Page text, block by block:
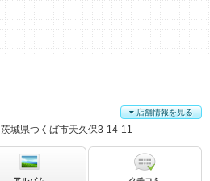
茨城県つくば市天久保3-14-11
店舗情報を見る